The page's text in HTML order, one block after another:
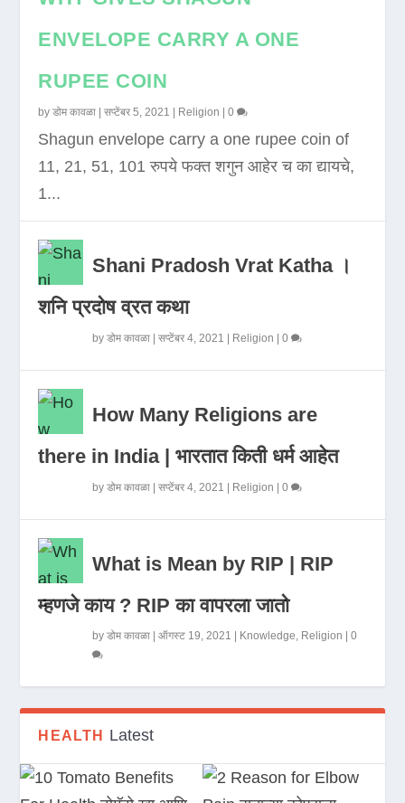
ENVELOPE CARRY A ONE
RUPEE COIN
byडोम कावळा |सप्टेंबर 5, 2021 Religion |0
Shagun envelope carry a one rupee coin of
11, 21, 51, 101 रुपये फक्त शगुन आहेर च का द्यायचे,
1...
Shani Pradosh Vrat Katha ।
शनि प्रदोष व्रत कथा
byडोम कावळा |सप्टेंबर 4, 2021 Religion |0
How Many Religions are
there in India | भारतात किती धर्म आहेत
byडोम कावळा |सप्टेंबर 4, 2021 Religion |0
What is Mean by RIP | RIP
म्हणजे काय ? RIP का वापरला जातो
byडोम कावळा |ऑगस्ट 19, 2021 Knowledge, Religion |0
HEALTH Latest